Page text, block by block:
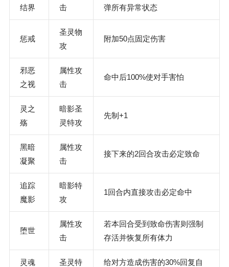
结界
击
弹所有异常状态
惩戒
圣灵物
攻
附加50点固定伤害
邪恶
之视
属性攻
击
命中后100%使对手害怕
灵之
殇
暗影圣
灵特攻
先制+1
黑暗
凝聚
属性攻
击
接下来的2回合攻击必定致命
追踪
魔影
暗影特
攻
1回合内直接攻击必定命中
堕世
属性攻
击
若本回合受到致命伤害则强制
存活并恢复所有体力
灵魂
圣灵特
给对方造成伤害的30%回复自